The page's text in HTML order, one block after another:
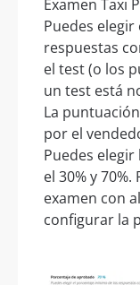
Examen Taxi
Puedes
respuestas
el test (o los
un test está
La
por el
Puedes
el 30% y
examen con
configurar la